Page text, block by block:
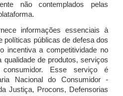
não contemplados pelas
informações essenciais à
políticas públicas de defesa dos
incentiva a competitividade no
qualidade de produtos, serviços
Esse serviço é
Nacional do Consumidor -
Justiça, Procons, Defensorias